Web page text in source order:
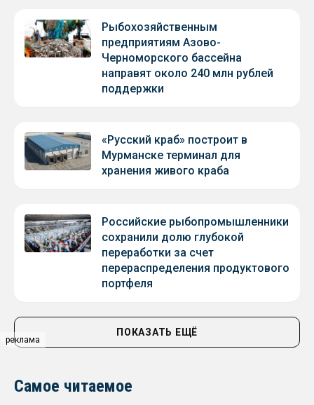
реклама
Рыбохозяйственным
предприятиям Азово-
Черноморского бассейна
направят около 240 млн рублей
поддержки
«Русский краб» построит в
Мурманске терминал для
хранения живого краба
Российские рыбопромышленники
сохранили долю глубокой
переработки за счет
перераспределения продуктового
портфеля
ПОКАЗАТЬ ЕЩЁ
Самое читаемое